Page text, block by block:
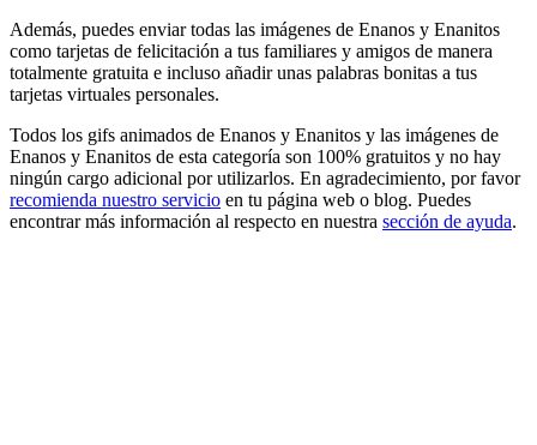
Además, puedes enviar todas las imágenes de Enanos y Enanitos
como tarjetas de felicitación a tus familiares y amigos de manera
totalmente gratuita e incluso añadir unas palabras bonitas a tus
tarjetas virtuales personales.
Todos los gifs animados de Enanos y Enanitos y las imágenes de
Enanos y Enanitos de esta categoría son 100% gratuitos y no hay
ningún cargo adicional por utilizarlos. En agradecimiento, por favor
recomienda nuestro servicio en tu página web o blog. Puedes
encontrar más información al respecto en nuestra sección de ayuda.